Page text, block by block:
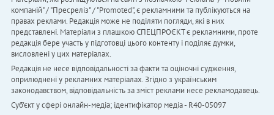
компаній" / "Пресреліз" / "Promoted", є рекламними та публікуються на
правах реклами. Редакція може не поділяти погляди, які в них
представлені. Матеріали з плашкою СПЕЦПРОЄКТ є рекламними, проте
редакція бере участь у підготовці цього контенту і поділяє думки,
висловлені у цих матеріалах.
Редакція не несе відповідальності за факти та оціночні судження,
оприлюднені у рекламних матеріалах. Згідно з українським
законодавством, відповідальність за зміст реклами несе рекламодавець.
Cуб'єкт у сфері онлайн-медіа; ідентифікатор медіа - R40-05097